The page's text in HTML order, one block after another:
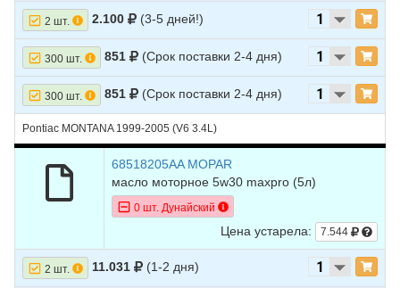
14 FORD EXPLORER 2020 L4 2.3L TURBO - Turbocharged
15 FORD EXPLORER 2020 V6 3.0L TURBO - Turbocharged
16 FORD EXPLORER
V6 3.3L HYBRID -
ELECTRIC/GAS
17 FORD EXPLORER 2020 V6 3.5L
FORD EXPLORER 2019 L4 2.0L TURBO - Turbocharged
EXPLORER 2019 L4 2.3L TURBO - Turbocharged
V6 3.5L
21 FORD V6 3.5L TURBO - Turbocharged
22 FORD EXPLORER 2015 L4 2.0L TURBO - Turbocharged
2 шт. 2.100 (3-5 дней!)
300 шт. 851 (Срок поставки 2-4 дня)
300 шт. 851 (Срок поставки 2-4 дня)
Pontiac MONTANA 1999-2005 (V6 3.4L)
68518205AA MOPAR
масло моторное 5w30 maxpro (5л)
0 шт. Дунайский
Цена устарела: 7.544
2 шт. 11.031 (1-2 дня)